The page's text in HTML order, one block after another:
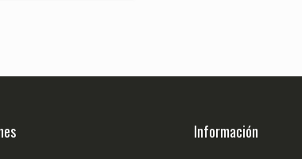
Información